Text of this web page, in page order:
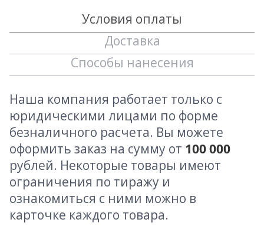
Условия оплаты
Доставка
Способы нанесения
Наша компания работает только с
юридическими лицами по форме
безналичного расчета. Вы можете
оформить заказ на сумму от 100 000
рублей. Некоторые товары имеют
ограничения по тиражу и
ознакомиться с ними можно в
карточке каждого товара.